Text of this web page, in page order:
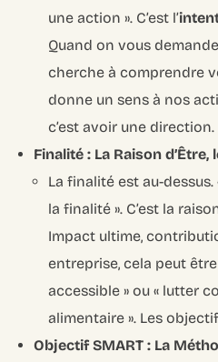
une action ». C’est l’
Quand on vous
cherche à comprendre
donne un sens à nos
c’est avoir une direction.
Finalité : La Raison
La finalité est au-
la finalité ». C’est la
Impact ultime,
entreprise, cela peut
accessible » ou « lutter
alimentaire ». Les
Objectif SMART : La